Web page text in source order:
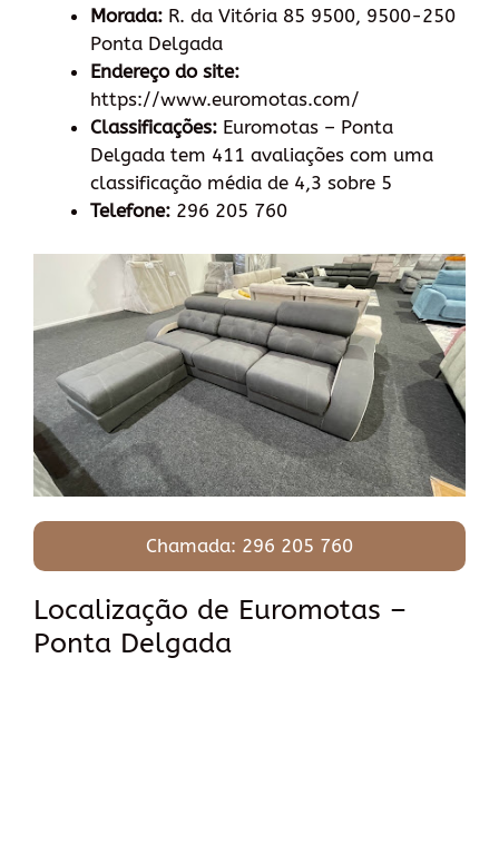
Morada: R. da Vitória 85 9500, 9500-250
Ponta Delgada
Endereço do site:
https://www.euromotas.com/
Classificações: Euromotas – Ponta
Delgada tem 411 avaliações com uma
classificação média de 4,3 sobre 5
Telefone: 296 205 760
Chamada: 296 205 760
Localização de Euromotas –
Ponta Delgada